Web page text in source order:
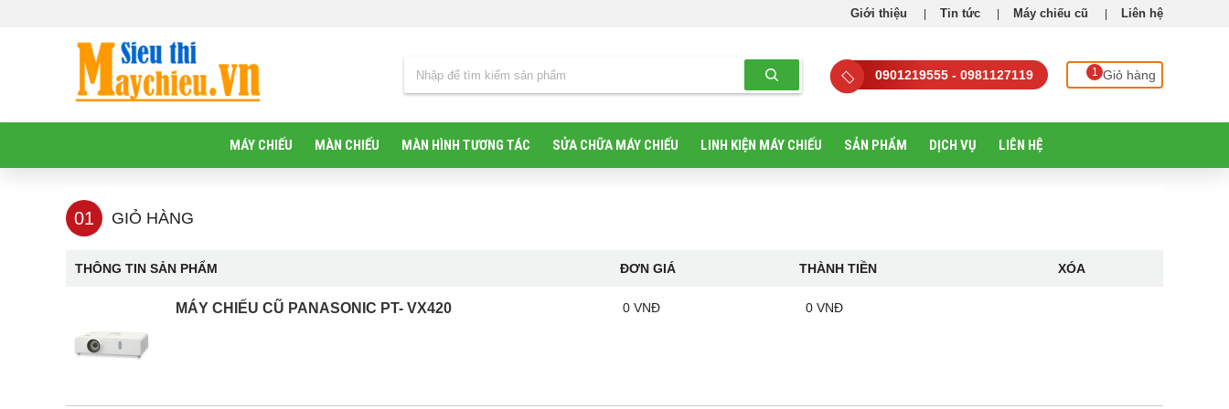
Giới thiệu Tin tức Máy chiếu cũ Liên hệ
0901219555 - 0981127119 1 Giỏ hàng
MÁY CHIẾU MÀN CHIẾU MÀN HÌNH TƯƠNG TÁC SỬA CHỮA MÁY CHIẾU LINH KIỆN MÁY CHIẾU SẢN PHẨM DỊCH VỤ LIÊN HỆ
01 GIỎ HÀNG
THÔNG TIN SẢN PHẨM ĐƠN GIÁ THÀNH TIỀN XÓA
MÁY CHIẾU CŨ PANASONIC PT- VX420 0 VNĐ 0 VNĐ